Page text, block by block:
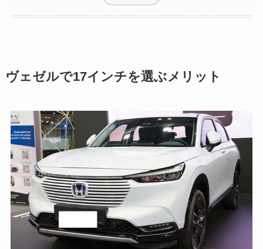
ヴェゼルで17インチを選ぶメリット